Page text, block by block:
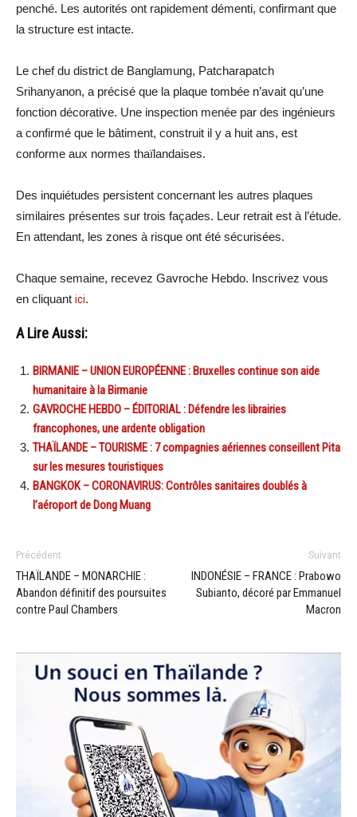
penché. Les autorités ont rapidement démenti, confirmant que
la structure est intacte.
Le chef du district de Banglamung, Patcharapatch
Srihanyanon, a précisé que la plaque tombée n’avait qu’une
fonction décorative. Une inspection menée par des ingénieurs
a confirmé que le bâtiment, construit il y a huit ans, est
conforme aux normes thaïlandaises.
Des inquiétudes persistent concernant les autres plaques
similaires présentes sur trois façades. Leur retrait est à l’étude.
En attendant, les zones à risque ont été sécurisées.
Chaque semaine, recevez Gavroche Hebdo. Inscrivez vous
en cliquant ici.
A Lire Aussi:
BIRMANIE – UNION EUROPÉENNE : Bruxelles continue son aide
humanitaire à la Birmanie
GAVROCHE HEBDO – ÉDITORIAL : Défendre les librairies
francophones, une ardente obligation
THAÏLANDE – TOURISME : 7 compagnies aériennes conseillent Pita
sur les mesures touristiques
BANGKOK – CORONAVIRUS: Contrôles sanitaires doublés à
l’aéroport de Dong Muang
Précédent
THAÏLANDE – MONARCHIE :
Abandon définitif des poursuites
contre Paul Chambers
Suivant
INDONÉSIE – FRANCE : Prabowo
Subianto, décoré par Emmanuel
Macron